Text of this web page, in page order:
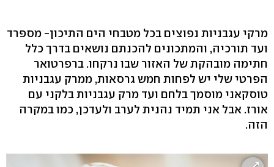
מרקי עגבניות נפוצים בכל מטבחי הים התיכון- מספרד
ועד תורכיה, והמתכונים להכנתם נושאים בדרך כלל
חתימה מובהקת של האזור שבו נרקחו. ברפרטואר
הפרטי שלי יש לפחות חמש גרסאות, ממרק עגבניות
טוסקאני מוסמך בלחם ועד מרק עגבניות בלקני עם
אורז. אבל אני תמיד נהנית לערב ולעדכן, כמו במקרה
הזה.